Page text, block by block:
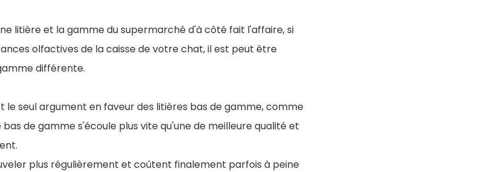
litière et la gamme du supermarché d'à côté fait l'affaire, si
olfactives de la caisse de votre chat, il est peut être
différente.
le seul argument en faveur des litières bas de gamme, comme
de gamme s'écoule plus vite qu'une de meilleure qualité et
plus régulièrement et coûtent finalement parfois à peine